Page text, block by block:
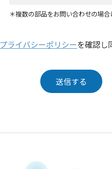
＊複数の部品をお問い合わせの場
プライバシーポリシーを確認し